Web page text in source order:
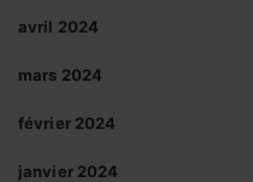
avril 2024
mars 2024
février 2024
janvier 2024